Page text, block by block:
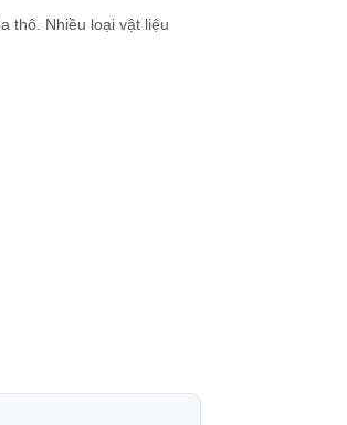
thô. Nhiều loại vật liệu